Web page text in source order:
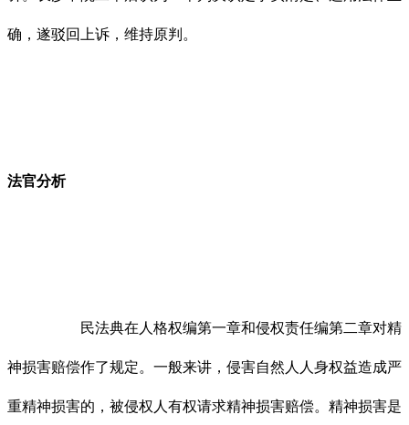
确，遂驳回上诉，维持原判。
法官分析
民法典在人格权编第一章和侵权责任编第二章对精
神损害赔偿作了规定。一般来讲，侵害自然人人身权益造成严
重精神损害的，被侵权人有权请求精神损害赔偿。精神损害是